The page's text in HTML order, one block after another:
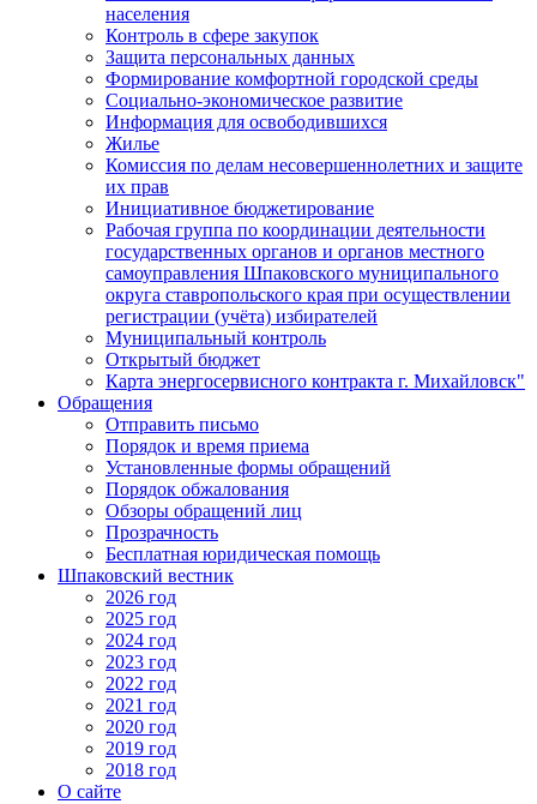
населения
Контроль в сфере закупок
Защита персональных данных
Формирование комфортной городской среды
Социально-экономическое развитие
Информация для освободившихся
Жилье
Комиссия по делам несовершеннолетних и защите
их прав
Инициативное бюджетирование
Рабочая группа по координации деятельности
государственных органов и органов местного
самоуправления Шпаковского муниципального
округа ставропольского края при осуществлении
регистрации (учёта) избирателей
Муниципальный контроль
Открытый бюджет
Карта энергосервисного контракта г. Михайловск"
Обращения
Отправить письмо
Порядок и время приема
Установленные формы обращений
Порядок обжалования
Обзоры обращений лиц
Прозрачность
Бесплатная юридическая помощь
Шпаковский вестник
2026 год
2025 год
2024 год
2023 год
2022 год
2021 год
2020 год
2019 год
2018 год
О сайте